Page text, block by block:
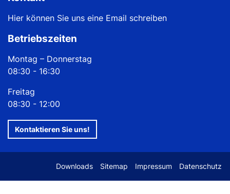
Hier können Sie uns eine Email schreiben
Betriebszeiten
Montag – Donnerstag
08:30 - 16:30
Freitag
08:30 - 12:00
Kontaktieren Sie uns!
Downloads Sitemap Impressum Datenschutz